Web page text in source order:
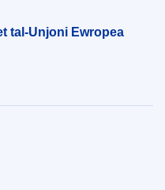
tal-Unjoni Ewropea